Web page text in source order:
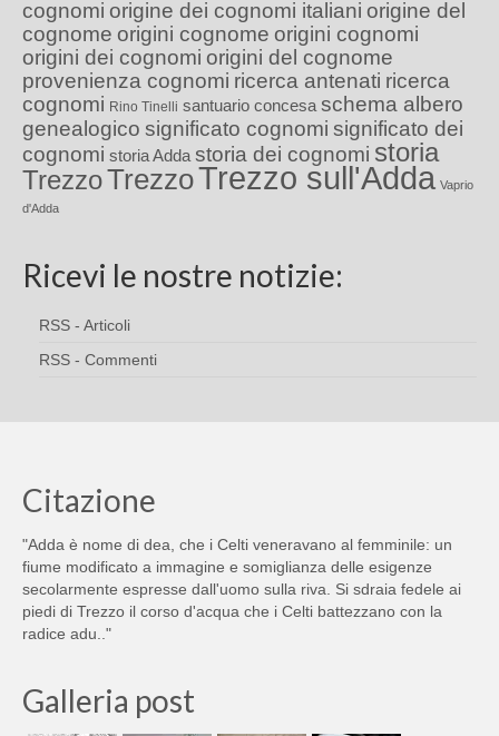
cognomi origine dei cognomi italiani origine del
cognome origini cognome origini cognomi
origini dei cognomi origini del cognome
provenienza cognomi ricerca antenati ricerca
cognomi Rino Tinelli santuario concesa schema albero
genealogico significato cognomi significato dei
cognomi storia Adda storia dei cognomi storia
TrezzoTrezzoTrezzo sull'Adda Vaprio
d'Adda
Ricevi le nostre notizie:
RSS - Articoli
RSS - Commenti
Citazione
"Adda è nome di dea, che i Celti veneravano al femminile: un
fiume modificato a immagine e somiglianza delle esigenze
secolarmente espresse dall'uomo sulla riva. Si sdraia fedele ai
piedi di Trezzo il corso d'acqua che i Celti battezzano con la
radice adu.."
Galleria post